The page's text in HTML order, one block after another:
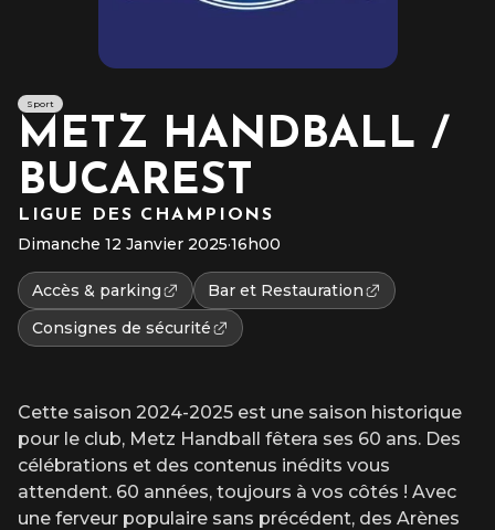
Sport
METZ HANDBALL /
BUCAREST
LIGUE DES CHAMPIONS
Dimanche 12 Janvier 2025·16h00
Accès & parking
Bar et Restauration
Consignes de sécurité
Cette saison 2024-2025 est une saison historique
pour le club, Metz Handball fêtera ses 60 ans. Des
célébrations et des contenus inédits vous
attendent. 60 années, toujours à vos côtés ! Avec
une ferveur populaire sans précédent, des Arènes